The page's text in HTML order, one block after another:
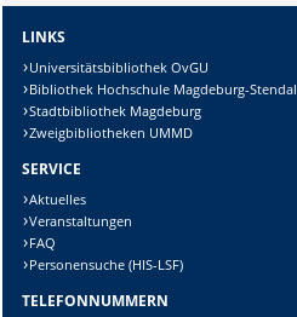
LINKS
Universitätsbibliothek OvGU
Bibliothek Hochschule Magdeburg-Stendal
Stadtbibliothek Magdeburg
Zweigbibliotheken UMMD
SERVICE
Aktuelles
Veranstaltungen
FAQ
Personensuche (HIS-LSF)
TELEFONNUMMERN